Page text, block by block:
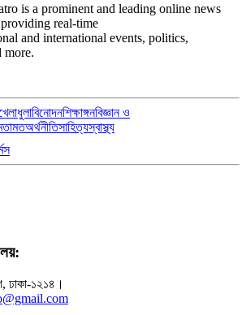
is a prominent and leading online news
real-time
and international events, politics,
more.
বিনোদনশিক্ষাঙ্গনবিজ্ঞান ও
অর্থনীতিসাহিত্যস্বাস্থ্য
ঢাকা-১২১৪।